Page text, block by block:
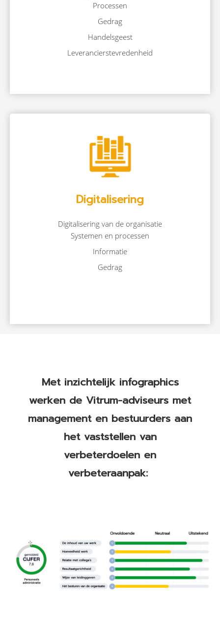
Processen
Gedrag
Handelsgeest
Leverancierstevredenheid
Digitalisering
Digitalisering van de organisatie
Systemen en processen
Informatie
Gedrag
Met inzichtelijk infographics
werken de Vitrum-adviseurs met
management en bestuurders aan
het vaststellen van
verbeterdoelen en
verbeteraanpak: